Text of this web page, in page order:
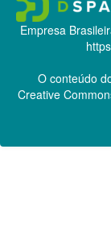
Empresa
O conteúdo
Creative